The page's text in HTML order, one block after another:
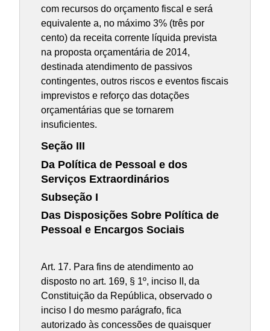
com recursos do orçamento fiscal e será
equivalente a, no máximo 3% (três por
cento) da receita corrente líquida prevista
na proposta orçamentária de 2014,
destinada atendimento de passivos
contingentes, outros riscos e eventos fiscais
imprevistos e reforço das dotações
orçamentárias que se tornarem
insuficientes.
Seção III
Da Política de Pessoal e dos
Serviços Extraordinários
Subseção I
Das Disposições Sobre Política de
Pessoal e Encargos Sociais
Art. 17. Para fins de atendimento ao
disposto no art. 169, § 1º, inciso II, da
Constituição da República, observado o
inciso I do mesmo parágrafo, fica
autorizado às concessões de quaisquer